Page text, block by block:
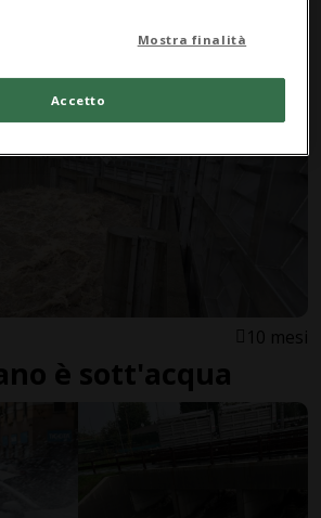
10 mesi
è sott'acqua
Mostra finalità
Accetto